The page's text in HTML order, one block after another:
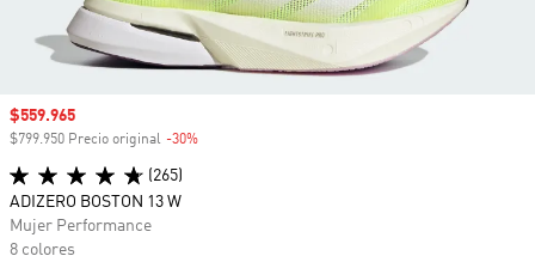
Precio de venta
$559.965
$799.950 Precio original -30%
(265)
ADIZERO BOSTON 13 W
Mujer Performance
8 colores